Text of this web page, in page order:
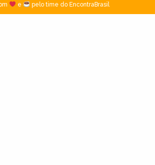
e pelo time do EncontraBrasil